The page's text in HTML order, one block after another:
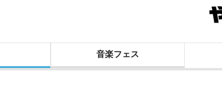
音楽フェス